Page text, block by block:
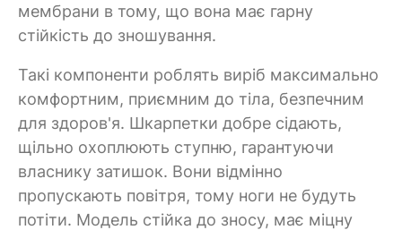
мембрани в тому, що вона має гарну
стійкість до зношування.
Такі компоненти роблять виріб максимально
комфортним, приємним до тіла, безпечним
для здоров'я. Шкарпетки добре сідають,
щільно охоплюють ступню, гарантуючи
власнику затишок. Вони відмінно
пропускають повітря, тому ноги не будуть
потіти. Модель стійка до зносу, має міцну